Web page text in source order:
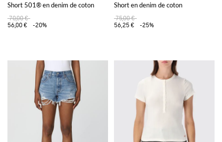
Short 501® en denim de coton
70,00 €
56,00 €
-20%
Short en denim de coton
75,00 €
56,25 €
-25%